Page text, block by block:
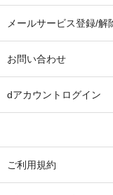
メールサービス登録/解
お問い合わせ
dアカウントログイン
ご利用規約